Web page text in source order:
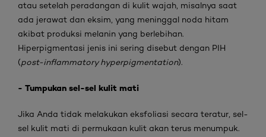
atau setelah peradangan di kulit wajah, misalnya saat
ada jerawat dan eksim, yang meninggal noda hitam
akibat produksi melanin yang berlebihan.
Hiperpigmentasi jenis ini sering disebut dengan PIH
(post-inflammatory hyperpigmentation).
- Tumpukan sel-sel kulit mati
Jika Anda tidak melakukan eksfoliasi secara teratur, sel-
sel kulit mati di permukaan kulit akan terus menumpuk.